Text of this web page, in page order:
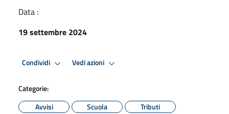
Data :
19 settembre 2024
Condividi Vedi azioni
Categorie:
Avvisi
Scuola Tributi